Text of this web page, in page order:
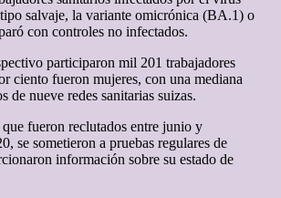
salvaje, la variante omicrónica (BA.1) o
con controles no infectados.
participaron mil 201 trabajadores
ciento fueron mujeres, con una mediana
de nueve redes sanitarias suizas.
fueron reclutados entre junio y
se sometieron a pruebas regulares de
información sobre su estado de